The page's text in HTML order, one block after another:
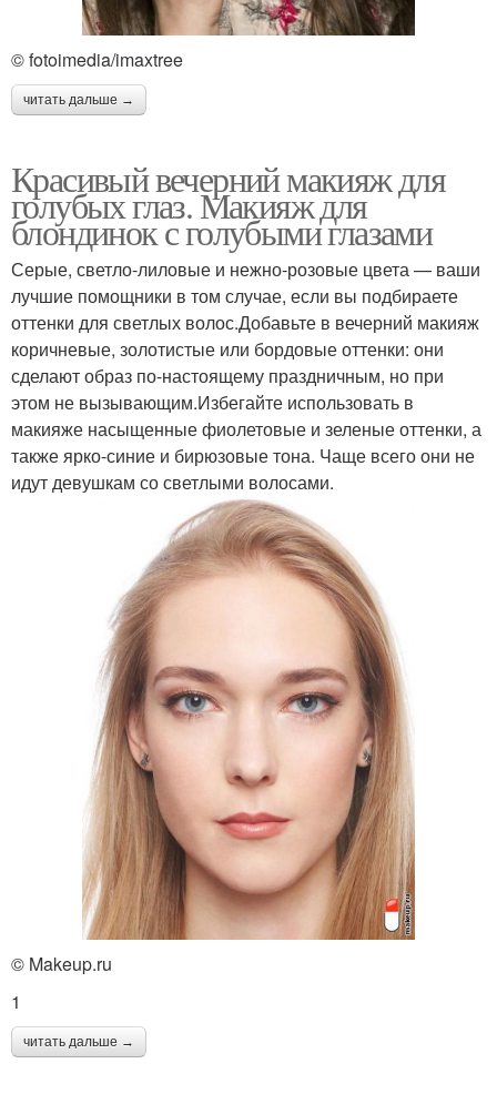
© fotoimedia/imaxtree
читать дальше →
Красивый вечерний макияж для
голубых глаз. Макияж для
блондинок с голубыми глазами
Серые, светло-лиловые и нежно-розовые цвета — ваши
лучшие помощники в том случае, если вы подбираете
оттенки для светлых волос.Добавьте в вечерний макияж
коричневые, золотистые или бордовые оттенки: они
сделают образ по-настоящему праздничным, но при
этом не вызывающим.Избегайте использовать в
макияже насыщенные фиолетовые и зеленые оттенки, а
также ярко-синие и бирюзовые тона. Чаще всего они не
идут девушкам со светлыми волосами.
© Makeup.ru
1
читать дальше →